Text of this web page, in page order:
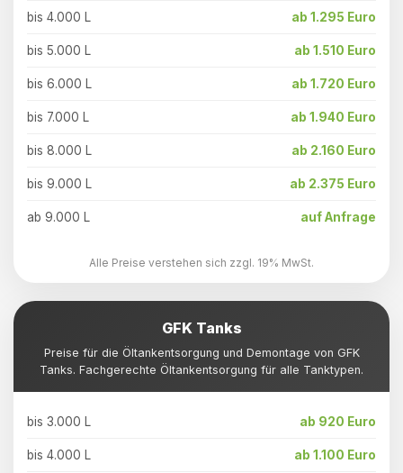
bis 4.000 L ab 1.295 Euro
bis 5.000 L ab 1.510 Euro
bis 6.000 L ab 1.720 Euro
bis 7.000 L ab 1.940 Euro
bis 8.000 L ab 2.160 Euro
bis 9.000 L ab 2.375 Euro
ab 9.000 L auf Anfrage
Alle Preise verstehen sich zzgl. 19% MwSt.
GFK Tanks
Preise für die Öltankentsorgung und Demontage von GFK
Tanks. Fachgerechte Öltankentsorgung für alle Tanktypen.
bis 3.000 L ab 920 Euro
bis 4.000 L ab 1.100 Euro